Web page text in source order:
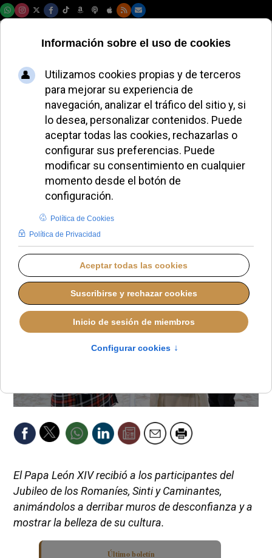
El Papa León XIV
anima a los gitanos
a ser protagonistas
del cambio
ALMUDENA RODRIGO
PAPA LEÓN XIV
SÁBADO, 18 OCTUBRE 2025 13:06
El Papa León XIV recibió a los participantes del
Jubileo de los Romaníes, Sinti y Caminantes,
animándolos a derribar muros de desconfianza y a
mostrar la belleza de su cultura.
Último boletín